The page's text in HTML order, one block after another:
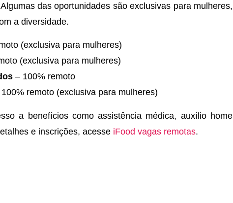
das oportunidades são exclusivas para mulheres,
a diversidade.
(exclusiva para mulheres)
(exclusiva para mulheres)
– 100% remoto
remoto (exclusiva para mulheres)
a benefícios como assistência médica, auxílio home
e inscrições, acesse iFood vagas remotas.